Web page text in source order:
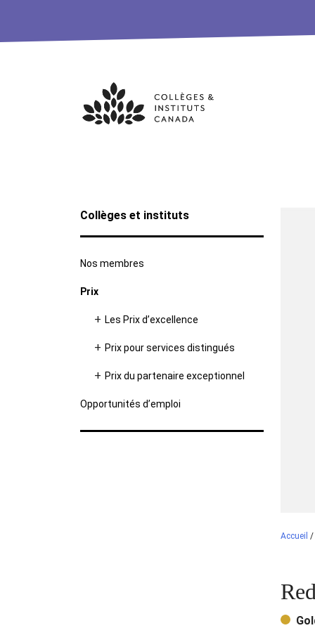
Skip
Collèges et instituts
Nos membres
Prix
Les Prix d’excellence
Prix pour services distingués
Prix du partenaire exceptionnel
Opportunités d’emploi
Accueil /